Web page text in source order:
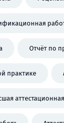
Отчёт по
практике